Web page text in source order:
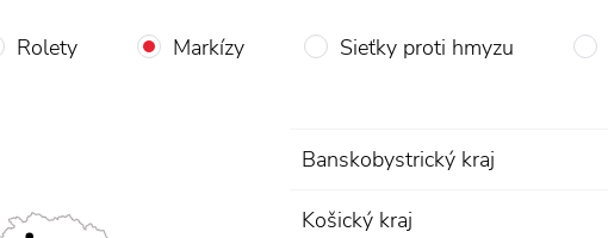
Rolety Markízy Sieťky proti hmyzu
Banskobystrický kraj
Košický kraj